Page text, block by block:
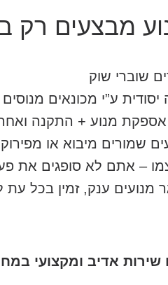
מבצעים רק
שוברי שוק
ע”י מכונאים
אספקת מנוע + התקנה
שמורים מיבוא או
– אתם לא סופגים את
מנועים ענק, זמין בכל
אדיב ומקצועי